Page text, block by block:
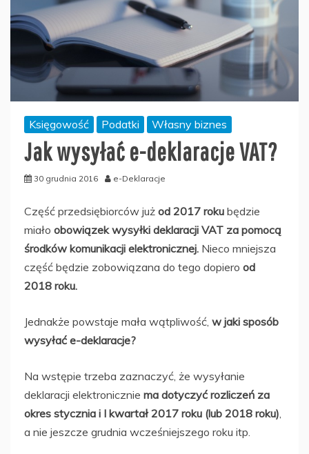
Księgowość Podatki Własny biznes
Jak wysyłać e-deklaracje VAT?
30 grudnia 2016 e-Deklaracje
Część przedsiębiorców już od 2017 roku będzie
miało obowiązek wysyłki deklaracji VAT za pomocą
środków komunikacji elektronicznej. Nieco mniejsza
część będzie zobowiązana do tego dopiero od
2018 roku.
Jednakże powstaje mała wątpliwość, w jaki sposób
wysyłać e-deklaracje?
Na wstępie trzeba zaznaczyć, że wysyłanie
deklaracji elektronicznie ma dotyczyć rozliczeń za
okres stycznia i I kwartał 2017 roku (lub 2018 roku)
a nie jeszcze grudnia wcześniejszego roku itp.